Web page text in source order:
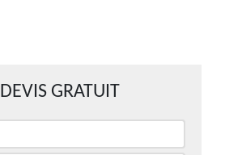
DEVIS GRATUIT